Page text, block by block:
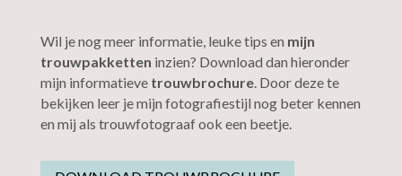
Wil je nog meer informatie, leuke tips en mijn
trouwpakketten inzien? Download dan hieronder
mijn informatieve trouwbrochure. Door deze te
bekijken leer je mijn fotografiestijl nog beter kennen
en mij als trouwfotograaf ook een beetje.